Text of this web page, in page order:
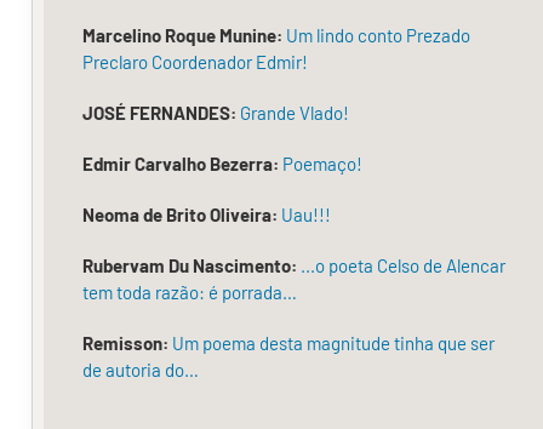
Era
desconhecido.
Nunca
viu
pelo
mercado,
ou
na
Marcelino Roque Munine: Um lindo conto Prezado
Preclaro Coordenador Edmir!
JOSÉ FERNANDES: Grande Vlado!
Edmir Carvalho Bezerra: Poemaço!
Neoma de Brito Oliveira: Uau!!!
Rubervam Du Nascimento: ...o poeta Celso de Alencar
tem toda razão: é porrada…
Remisson: Um poema desta magnitude tinha que ser
de autoria do…